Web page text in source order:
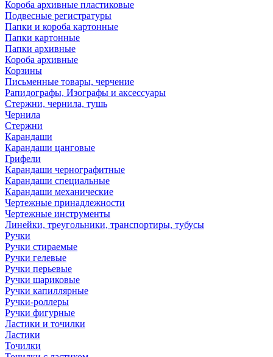
Короба архивные пластиковые
Подвесные регистратуры
Папки и короба картонные
Папки картонные
Папки архивные
Короба архивные
Корзины
Письменные товары, черчение
Рапидографы, Изографы и аксессуары
Стержни, чернила, тушь
Чернила
Стержни
Карандаши
Карандаши цанговые
Грифели
Карандаши чернографитные
Карандаши специальные
Карандаши механические
Чертежные принадлежности
Чертежные инструменты
Линейки, треугольники, транспортиры, тубусы
Ручки
Ручки стираемые
Ручки гелевые
Ручки перьевые
Ручки шариковые
Ручки капиллярные
Ручки-роллеры
Ручки фигурные
Ластики и точилки
Ластики
Точилки